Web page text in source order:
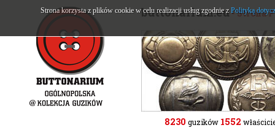
buttonarium.eu- Strona
8230 guzików 1552
Strona korzysta z plików cookie w celu realizacji usług zgodnie z Polityką